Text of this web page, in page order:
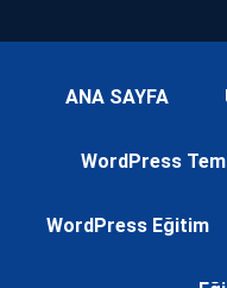
ANA SAYFA
WordPress
WordPress Eğitim